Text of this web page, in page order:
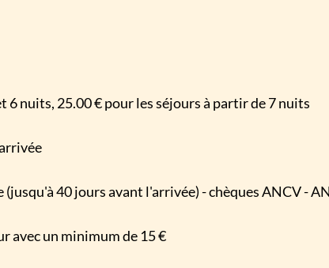
6 nuits, 25.00 € pour les séjours à partir de 7 nuits
(jusqu'à 40 jours avant l'arrivée) - chèques ANCV -
avec un minimum de 15 €